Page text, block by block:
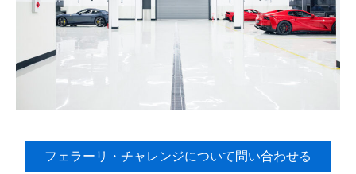
フェラーリ・チャレンジについて問い合わせる